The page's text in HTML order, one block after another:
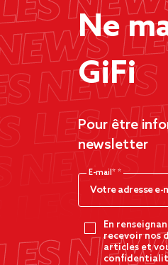
Ne
GiFi
Pour être
newsletter
E-mail*
En
recevoir nos
articles et